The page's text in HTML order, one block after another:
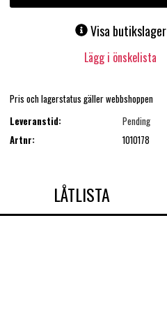
Visa butikslager
Lägg i önskelista
Pris och lagerstatus gäller webbshoppen
Leveranstid:
Pending
Artnr:
1010178
LÅTLISTA